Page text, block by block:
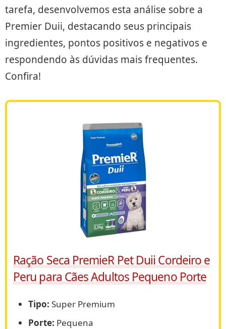
tarefa, desenvolvemos esta análise sobre a
Premier Duii, destacando seus principais
ingredientes, pontos positivos e negativos e
respondendo às dúvidas mais frequentes.
Confira!
Ração Seca PremieR Pet Duii Cordeiro e
Peru para Cães Adultos Pequeno Porte
Tipo: Super Premium
Porte: Pequena